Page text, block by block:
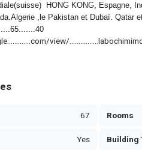
HONG KONG, Espagne,
,le Pakistan et Dubaï. Qatar
view/
67 Rooms
Yes Building